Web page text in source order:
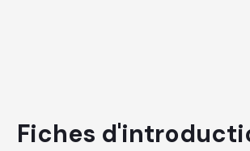
Fiches